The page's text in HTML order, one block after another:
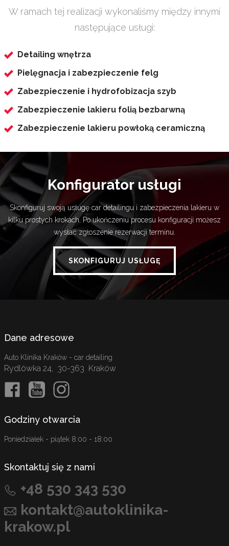
W ramach tej realizacji wykonaliśmy między innymi
następujące usługi:
Detailing wnętrza
Pielęgnacja i zabezpieczenie felg
Zabezpieczenie i hydrofobizacja szyb
Zabezpieczenie lakieru folią bezbarwną
Zabezpieczenie lakieru powłoką ceramiczną
Konfigurator usługi
Skonfiguruj swoją usługę car detailingu i zabezpieczenia lakieru w
kilku prostych krokach. Po ukończeniu procesu konfiguracji możesz
wysłać zgłoszenie rezerwacji terminu.
SKONFIGURUJ USŁUGĘ
Dane adresowe
Auto Klinika Kraków - car detailing
Rydlówka 24, 30-363 Kraków
Godziny otwarcia
Poniedziałek - piątek 8:00 - 18:00
Skontaktuj się z nami
+48 530 343 530
kontakt@autoklinika-
krakow.pl